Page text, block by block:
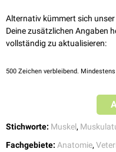
in derSchwanzfaszie.
Innervation
Kreuznerven
Alternativ kümmert sich
Deine zusätzlichen Angaben
vollständig zu aktualisieren:
500 Zeichen verbleibend.
Stichworte: Muskel,
Fachgebiete: Anatomie,